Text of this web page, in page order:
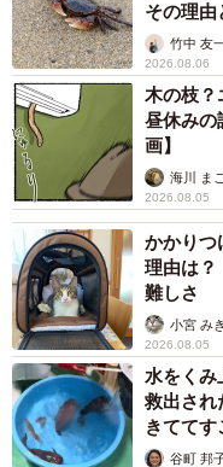
ひょこっ（画像提供／きのこ
その理
竹中 友
2026.08.06
木の枝
昼休みの
画】
海川 ま
2026.08.05
かかりつ
理由は
難しさ
小宮 み
2026.08.05
水をくみ
救出され
きてて
は……
谷町 邦